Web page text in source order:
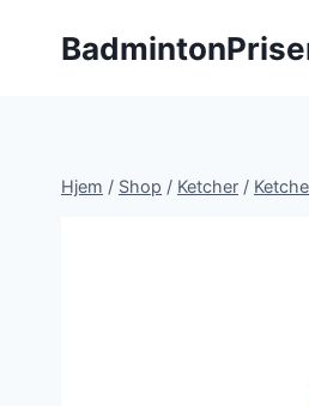
Hjem / Shop / Ketcher /